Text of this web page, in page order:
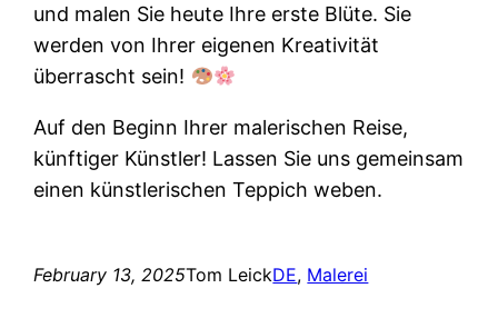
und malen Sie heute Ihre erste Blüte. Sie
werden von Ihrer eigenen Kreativität
überrascht sein!
Auf den Beginn Ihrer malerischen Reise,
künftiger Künstler! Lassen Sie uns gemeinsam
einen künstlerischen Teppich weben.
February 13, 2025Tom LeickDE, Malerei